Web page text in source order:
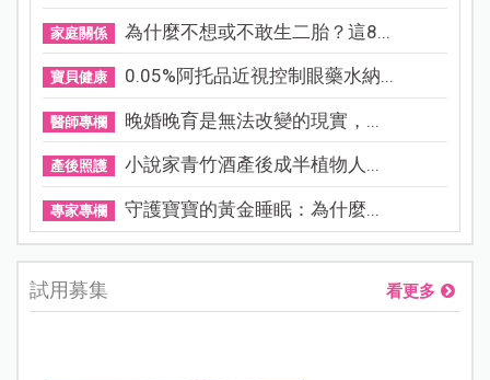
家庭關係 為什麼不想或不敢生二胎？這8...
寶貝健康 0.05%阿托品近視控制眼藥水納...
醫師專欄 晚婚晚育是無法改變的現實，...
產後照護 小說家青竹酒產後成半植物人...
專家專欄 守護寶寶的黃金睡眠：為什麼...
試用募集 看更多